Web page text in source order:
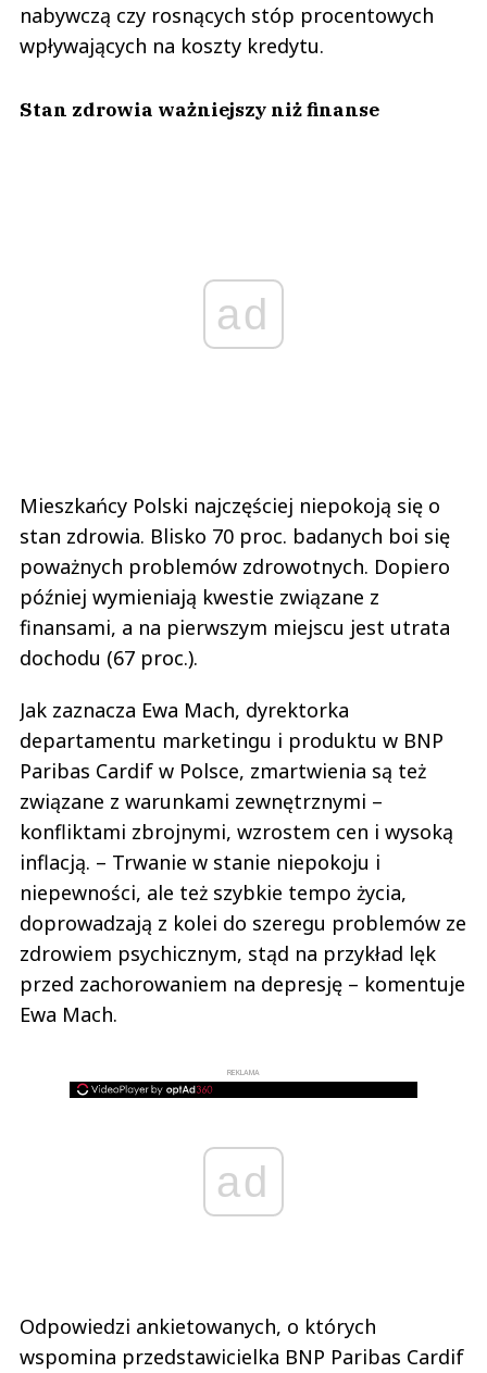
nabywczą czy rosnących stóp procentowych
wpływających na koszty kredytu.
Stan zdrowia ważniejszy niż finanse
ad
Mieszkańcy Polski najczęściej niepokoją się o
stan zdrowia. Blisko 70 proc. badanych boi się
poważnych problemów zdrowotnych. Dopiero
później wymieniają kwestie związane z
finansami, a na pierwszym miejscu jest utrata
dochodu (67 proc.).
Jak zaznacza Ewa Mach, dyrektorka
departamentu marketingu i produktu w BNP
Paribas Cardif w Polsce, zmartwienia są też
związane z warunkami zewnętrznymi –
konfliktami zbrojnymi, wzrostem cen i wysoką
inflacją. – Trwanie w stanie niepokoju i
niepewności, ale też szybkie tempo życia,
doprowadzają z kolei do szeregu problemów ze
zdrowiem psychicznym, stąd na przykład lęk
przed zachorowaniem na depresję – komentuje
Ewa Mach.
REKLAMA
ad
Odpowiedzi ankietowanych, o których
wspomina przedstawicielka BNP Paribas Cardif